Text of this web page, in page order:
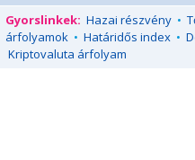
Gyorslinkek: Hazai részvény •
árfolyamok • Határidős index •
Kriptovaluta árfolyam